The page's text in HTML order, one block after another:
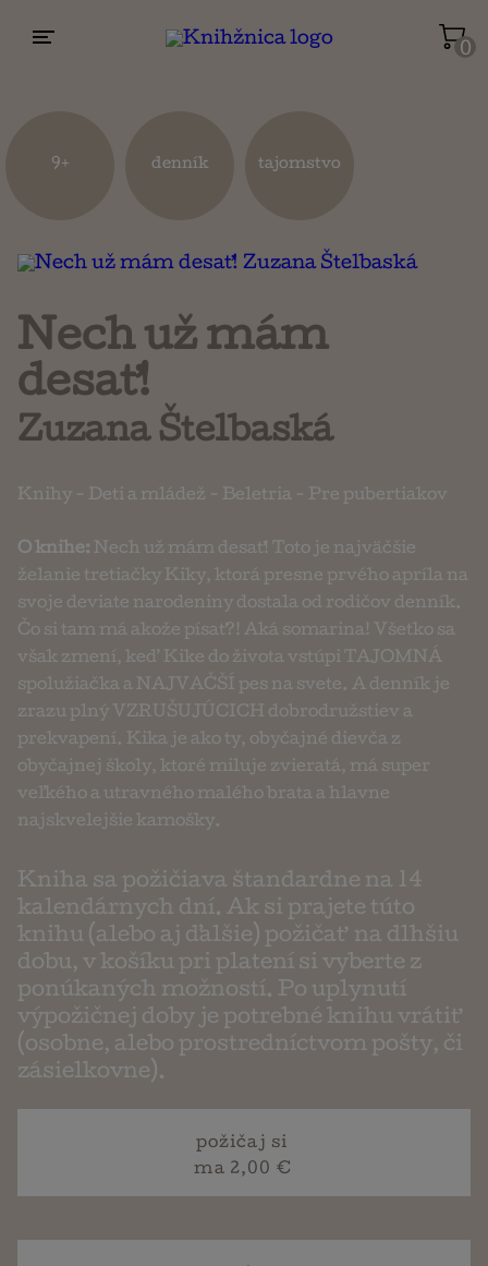
0
9+ denník tajomstvo
Nech už mám
desať!
Zuzana Štelbaská
Knihy - Deti a mládež - Beletria - Pre pubertiakov
O knihe: Nech už mám desať! Toto je najväčšie
želanie tretiačky Kiky, ktorá presne prvého apríla na
svoje deviate narodeniny dostala od rodičov denník.
Čo si tam má akože písať?! Aká somarina! Všetko sa
však zmení, keď Kike do života vstúpi TAJOMNÁ
spolužiačka a NAJVAČŠÍ pes na svete. A denník je
zrazu plný VZRUŠUJÚCICH dobrodružstiev a
prekvapení. Kika je ako ty, obyčajné dievča z
obyčajnej školy, ktoré miluje zvieratá, má super
veľkého a utravného malého brata a hlavne
najskvelejšie kamošky.
Kniha sa požičiava štandardne na 14
kalendárnych dní. Ak si prajete túto
knihu (alebo aj ďalšie) požičať na dlhšiu
dobu, v košíku pri platení si vyberte z
ponúkaných možností. Po uplynutí
výpožičnej doby je potrebné knihu vrátiť
(osobne, alebo prostredníctvom pošty, či
zásielkovne).
požičaj si
ma 2,00 €